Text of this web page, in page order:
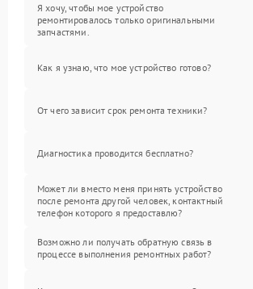
Я хочу, чтобы мое устройство
ремонтировалось только оригинальными
запчастями.
Как я узнаю, что мое устройство готово?
От чего зависит срок ремонта техники?
Диагностика проводится бесплатно?
Может ли вместо меня принять устройство
после ремонта другой человек, контактный
телефон которого я предоставлю?
Возможно ли получать обратную связь в
процессе выполнения ремонтных работ?